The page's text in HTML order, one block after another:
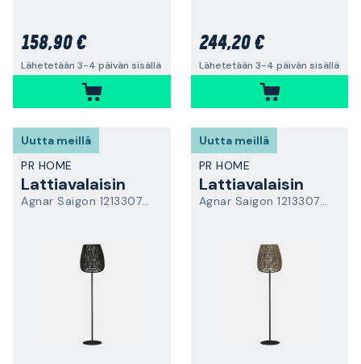
158,90 €
Lähetetään 3-4 päivän sisällä
244,20 €
Lähetetään 3-4 päivän sisällä
Uutta meillä
PR HOME
Lattiavalaisin
Agnar Saigon 1213307-6738
Uutta meillä
PR HOME
Lattiavalaisin
Agnar Saigon 1213307-6838